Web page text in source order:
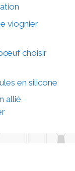
viognier
choisir
en silicone
allié